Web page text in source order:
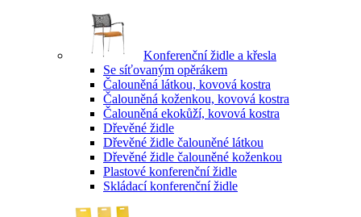
Konferenční židle a křesla
Se síťovaným opěrákem
Čalouněná látkou, kovová kostra
Čalouněná koženkou, kovová kostra
Čalouněná ekokůží, kovová kostra
Dřevěné židle
Dřevěné židle čalouněné látkou
Dřevěné židle čalouněné koženkou
Plastové konferenční židle
Skládací konferenční židle